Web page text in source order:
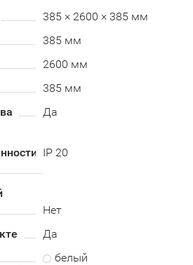
385 × 2600 × 385 мм
385 мм
2600 мм
385 мм
Да
IP 20
Нет
Да
белый